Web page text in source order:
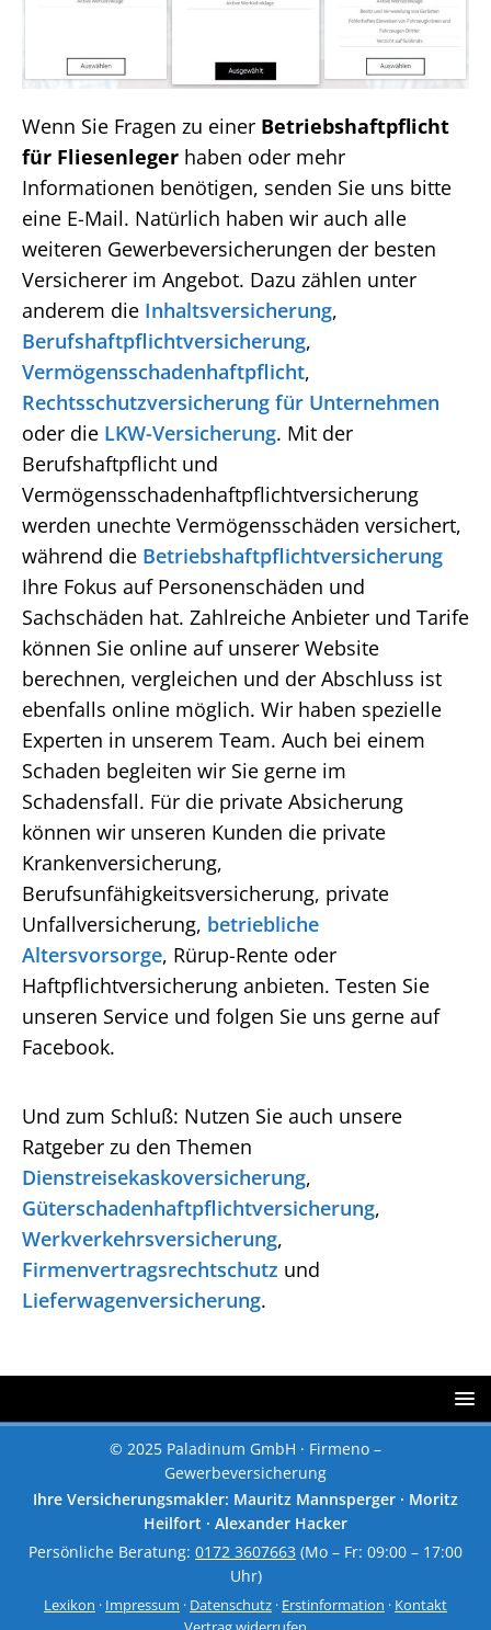
Wenn Sie Fragen zu einer Betriebshaftpflicht
für Fliesenleger haben oder mehr
Informationen benötigen, senden Sie uns bitte
eine E-Mail. Natürlich haben wir auch alle
weiteren Gewerbeversicherungen der besten
Versicherer im Angebot. Dazu zählen unter
anderem die Inhaltsversicherung,
Berufshaftpflichtversicherung,
Vermögensschadenhaftpflicht,
Rechtsschutzversicherung für Unternehmen
oder die LKW-Versicherung. Mit der
Berufshaftpflicht und
Vermögensschadenhaftpflichtversicherung
werden unechte Vermögensschäden versichert,
während die Betriebshaftpflichtversicherung
Ihre Fokus auf Personenschäden und
Sachschäden hat. Zahlreiche Anbieter und Tarife
können Sie online auf unserer Website
berechnen, vergleichen und der Abschluss ist
ebenfalls online möglich. Wir haben spezielle
Experten in unserem Team. Auch bei einem
Schaden begleiten wir Sie gerne im
Schadensfall. Für die private Absicherung
können wir unseren Kunden die private
Krankenversicherung,
Berufsunfähigkeitsversicherung, private
Unfallversicherung, betriebliche
Altersvorsorge, Rürup-Rente oder
Haftpflichtversicherung anbieten. Testen Sie
unseren Service und folgen Sie uns gerne auf
Facebook.
Und zum Schluß: Nutzen Sie auch unsere
Ratgeber zu den Themen
Dienstreisekaskoversicherung,
Güterschadenhaftpflichtversicherung,
Werkverkehrsversicherung,
Firmenvertragsrechtschutz und
Lieferwagenversicherung.
© 2025 Paladinum GmbH · Firmeno –
Gewerbeversicherung
Ihre Versicherungsmakler: Mauritz Mannsperger · Moritz
Heilfort · Alexander Hacker
Persönliche Beratung: 0172 3607663 (Mo – Fr: 09:00 – 17:00
Uhr)
Lexikon · Impressum · Datenschutz · Erstinformation · Kontakt